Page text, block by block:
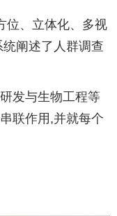
位、立体化、多视
阐述了人群调查
发与生物工程等
联作用,并就每个